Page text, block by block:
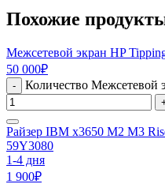
Похожие
Межсетевой экран HP
50 000₽
- Количество Межсетевой
Райзер IBM x3650 M2 M3
59Y3080
1-4 дня
1 900₽